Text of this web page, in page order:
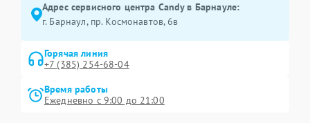
Адрес сервисного центра Candy в Барнауле:
г. Барнаул, ​пр. Космонавтов, 6в
Горячая линия
+7 (385) 254-68-04
Время работы
Ежедневно с 9:00 до 21:00